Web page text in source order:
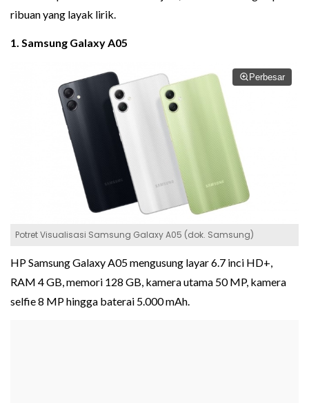
ribuan yang layak lirik.
1. Samsung Galaxy A05
Perbesar
Potret Visualisasi Samsung Galaxy A05 (dok. Samsung)
HP Samsung Galaxy A05 mengusung layar 6.7 inci HD+,
RAM 4 GB, memori 128 GB, kamera utama 50 MP, kamera
selfie 8 MP hingga baterai 5.000 mAh.